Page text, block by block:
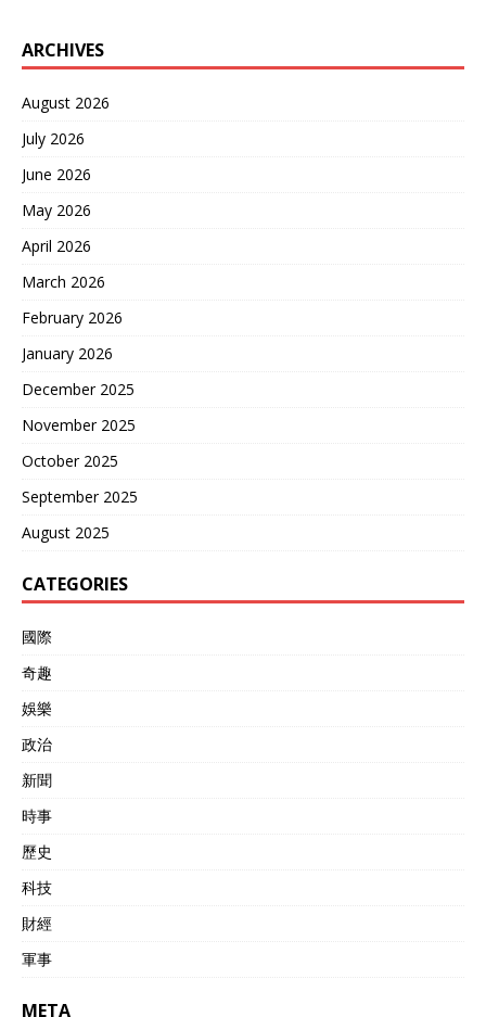
ARCHIVES
August 2026
July 2026
June 2026
May 2026
April 2026
March 2026
February 2026
January 2026
December 2025
November 2025
October 2025
September 2025
August 2025
CATEGORIES
國際
奇趣
娛樂
政治
新聞
時事
歷史
科技
財經
軍事
META